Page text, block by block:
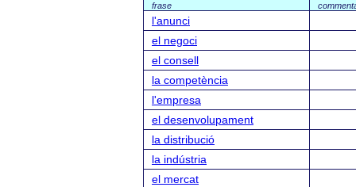
frase
l'anunci
el negoci
el consell
la competència
l'empresa
el desenvolupament
la distribució
la indústria
el mercat